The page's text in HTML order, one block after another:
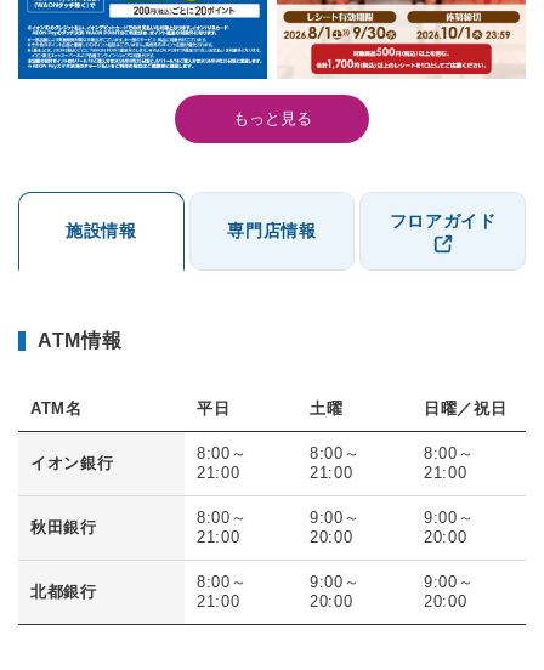
もっと見る
施設情報 専門店情報 フロアガイド
ATM情報
ATM名 平日 土曜 日曜／祝日
イオン銀行
8:00～
21:00
8:00～
21:00
8:00～
21:00
秋田銀行
8:00～
21:00
9:00～
20:00
9:00～
20:00
北都銀行
8:00～
21:00
9:00～
20:00
9:00～
20:00